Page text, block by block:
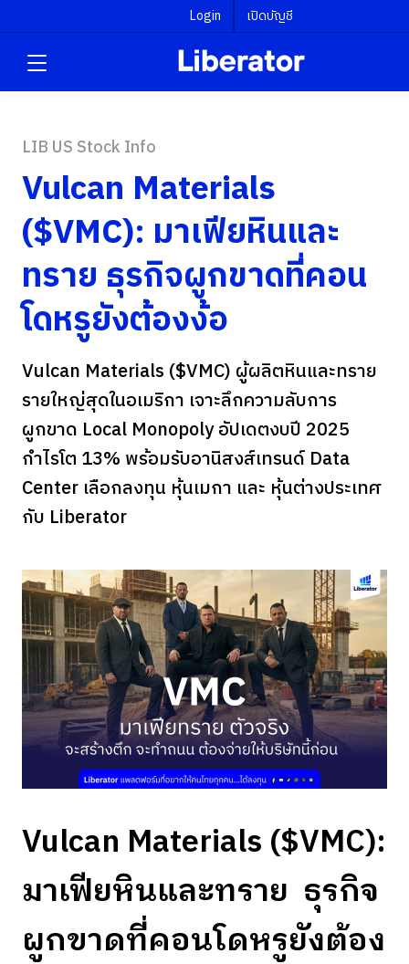
Login เปิดบัญชี
LIB US Stock Info
Vulcan Materials
($VMC): มาเฟียหินและ
ทราย ธุรกิจผูกขาดที่คอน
โดหรูยังต้องง้อ
Vulcan Materials ($VMC) ผู้ผลิตหินและทราย
รายใหญ่สุดในอเมริกา เจาะลึกความลับการ
ผูกขาด Local Monopoly อัปเดตงบปี 2025
กำไรโต 13% พร้อมรับอานิสงส์เทรนด์ Data
Center เลือกลงทุน หุ้นเมกา และ หุ้นต่างประเทศ
กับ Liberator
Vulcan Materials ($VMC):
มาเฟียหินและทราย ธุรกิจ
ผูกขาดที่คอนโดหรูยังต้อง